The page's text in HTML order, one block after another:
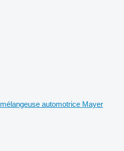
mélangeuse automotrice Mayer